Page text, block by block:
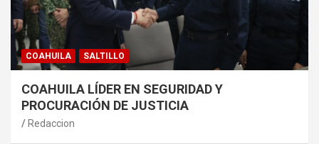
COAHUILA SALTILLO
COAHUILA LÍDER EN SEGURIDAD Y
PROCURACIÓN DE JUSTICIA
Redaccion